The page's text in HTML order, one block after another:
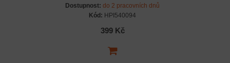
Dostupnost: do 2 pracovních dnů
Kód: HPI540094
399 Kč